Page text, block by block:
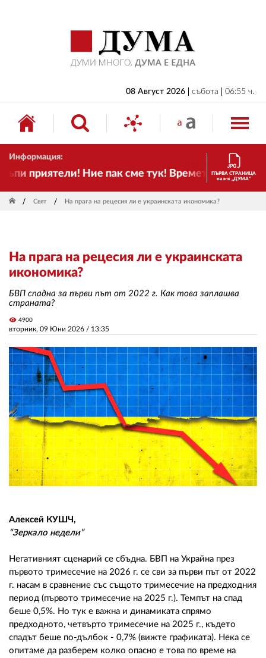
08 Август 2026 събота 06:55 ч.
Информация:
приятели! Ние пак сме тук! Времето се променя и
ПЪРВА СТРАНИЦА
на в-к „ДУМА“
Свят На прага на рецесия ли е украинската икономика?
На прага на рецесия ли е украинската
икономика?
БВП спадна за първи път от 2022 г. Как това заплашва
страната?
вторник, 09 Юни 2026 / 13:35
visibility 4900
Алексей КУШЧ,
“Зеркало недели”
Негативният сценарий се сбъдна. БВП на Украйна през
първото тримесечие на 2026 г. се сви за първи път от 2022
г. насам в сравнение със същото тримесечие на предходния
период (първото тримесечие на 2025 г.). Темпът на спад
беше 0,5%. Но тук е важна и динамиката спрямо
предходното, четвърто тримесечие на 2025 г., където
спадът беше по-дълбок - 0,7% (вижте графиката). Нека се
опитаме да разберем колко опасно е това по време на
БЪЛГАРИЯ
ИКОНОМИКА
ИЗБОРИ
СВЯТ
ДРУГИ
ЗА НАС
РЕДАКЦИЯ
КОНТАКТИ
РЕКЛАМА
АБОНАМЕНТ
УСЛОВИЯ ЗА ПОЛЗВАНЕ
ПОЛИТИКА ЗА БИСКВИТКИТЕ
ПОЛИТИКАТА ЗА